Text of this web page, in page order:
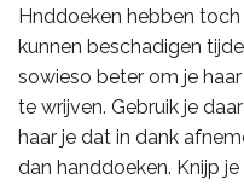
Hnddoeken hebben
kunnen beschadigen
sowieso beter om je
te wrijven. Gebruik je
haar je dat in dank
dan handdoeken. Knijp